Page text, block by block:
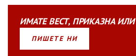
ИМАТЕВЕСТ, ПРИКАЗНАИЛИ
ПИШЕТЕ НИ